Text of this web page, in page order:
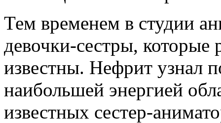
Тем временем в студии
девочки-сестры,
известны. Нефрит узнал
наибольшей энергией
известных сестер-